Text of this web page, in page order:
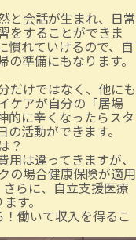
と会話が生まれ、日常
をすることができま
慣れていけるので、自
準備にもなります。
だけではなく、他にも
ケアが自分の「居場
的に辛くなったらスタ
活動ができます。
？
は違ってきますが、
の場合健康保険が適用
らに、自立支援医療
す。
働いて収入を得るこ